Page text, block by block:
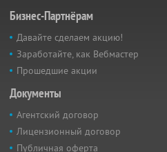
Бизнес-Партнёрам
Давайте сделаем акцию!
Заработайте, как Вебмастер
Прошедшие акции
Документы
Агентский договор
Лицензионный договор
Публичная оферта